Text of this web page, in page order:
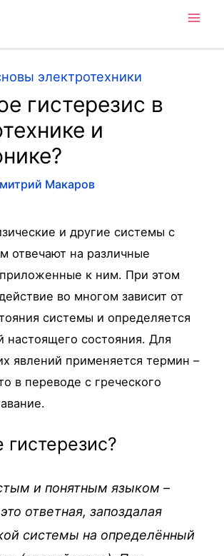
электротехники
гистерезис в
и
Макаров
и другие системы с
отвечают на различные
приложенные к ним. При этом
во многом зависит от
системы и определяется
настоящего состояния. Для
явлений применяется термин –
в переводе с греческого
гистерезис?
и понятным языком –
ответная, запоздалая
системы на определённый